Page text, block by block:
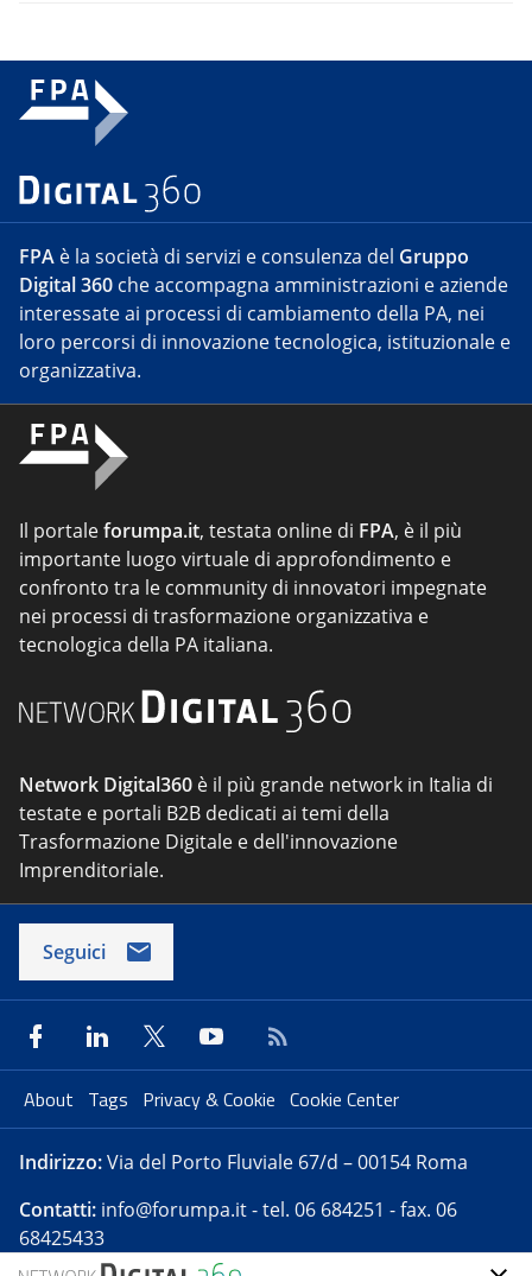
FPA è la società di servizi e consulenza del Gruppo
Digital 360 che accompagna amministrazioni e aziende
interessate ai processi di cambiamento della PA, nei
loro percorsi di innovazione tecnologica, istituzionale e
organizzativa.
Il portaleforumpa.it, testata online di FPA, è il più
importante luogo virtuale di approfondimento e
confronto tra le community di innovatori impegnate
nei processi di trasformazione organizzativa e
tecnologica della PA italiana.
Network Digital360 è il più grande network in Italia di
testate e portali B2B dedicati ai temi della
Trasformazione Digitale e dell'innovazione
Imprenditoriale.
Seguici
About Tags Privacy & Cookie Cookie Center
Indirizzo:Via del Porto Fluviale 67/d – 00154 Roma
Contatti: info@forumpa.it- tel. 06 684251 - fax. 06
68425433